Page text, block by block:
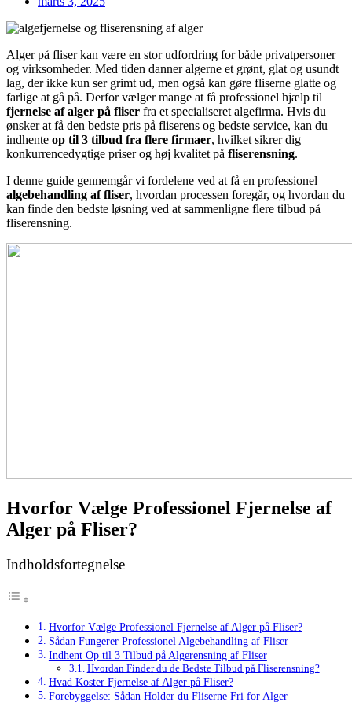
Alger på fliser kan være en stor udfordring for både privatpersoner
og virksomheder. Med tiden danner algerne et grønt, glat og usundt
lag, der ikke kun ser grimt ud, men også kan gøre fliserne glatte og
farlige at gå på. Derfor vælger mange at få professionel hjælp til
fjernelse af alger på fliser fra et specialiseret algefirma. Hvis du
ønsker at få den bedste pris på fliserens og bedste service, kan du
indhente op til 3 tilbud fra flere firmaer, hvilket sikrer dig
konkurrencedygtige priser og høj kvalitet på fliserensning.
I denne guide gennemgår vi fordelene ved at få en professionel
algebehandling af fliser, hvordan processen foregår, og hvordan du
kan finde den bedste løsning ved at sammenligne flere tilbud på
fliserensning.
Hvorfor Vælge Professionel Fjernelse af
Alger på Fliser?
Indholdsfortegnelse
Hvorfor Vælge Professionel Fjernelse af Alger på Fliser?
Sådan Fungerer Professionel Algebehandling af Fliser
Indhent Op til 3 Tilbud på Algerensning af Fliser
Hvordan Finder du de Bedste Tilbud på Fliserensning?
Hvad Koster Fjernelse af Alger på Fliser?
Forebyggelse: Sådan Holder du Fliserne Fri for Alger